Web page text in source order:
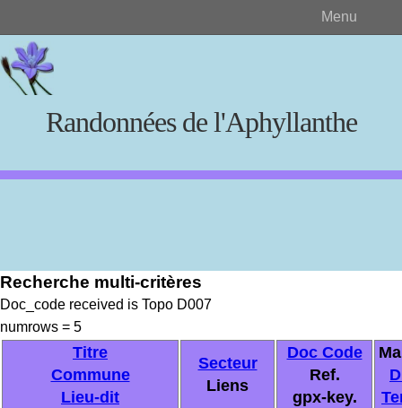
Randonnées de l'Aphyllanthe
Menu
Documents source
Recherche multi-critères
Doc_code received is Topo D007
numrows = 5
Titre
Commune
Lieu-dit
Secteur
Liens
Doc Code
Ref.
gpx-key.